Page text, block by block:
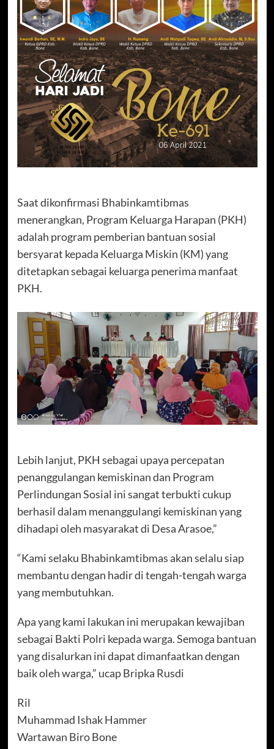
Saat dikonfirmasi Bhabinkamtibmas
menerangkan, Program Keluarga Harapan (PKH)
adalah program pemberian bantuan sosial
bersyarat kepada Keluarga Miskin (KM) yang
ditetapkan sebagai keluarga penerima manfaat
PKH.
Lebih lanjut, PKH sebagai upaya percepatan
penanggulangan kemiskinan dan Program
Perlindungan Sosial ini sangat terbukti cukup
berhasil dalam menanggulangi kemiskinan yang
dihadapi oleh masyarakat di Desa Arasoe,”
“Kami selaku Bhabinkamtibmas akan selalu siap
membantu dengan hadir di tengah-tengah warga
yang membutuhkan.
Apa yang kami lakukan ini merupakan kewajiban
sebagai Bakti Polri kepada warga. Semoga bantuan
yang disalurkan ini dapat dimanfaatkan dengan
baik oleh warga,” ucap Bripka Rusdi
Ril
Muhammad Ishak Hammer
Wartawan Biro Bone